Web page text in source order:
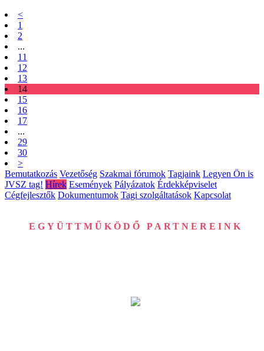
<
1
2
...
11
12
13
14
15
16
17
...
29
30
>
Bemutatkozás Vezetőség Szakmai fórumok Tagjaink Legyen Ön is
JVSZ tag! Hírek Események Pályázatok Érdekképviselet
Cégfejlesztők Dokumentumok Tagi szolgáltatások Kapcsolat
EGYÜTTMŰKÖDŐ PARTNEREINK